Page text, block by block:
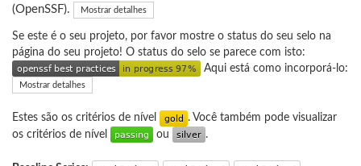
(OpenSSF).
Mostrar detalhes
Se este é o seu projeto, por favor mostre o status do seu selo na
página do seu projeto! O status do selo se parece com isto:
Aqui está como incorporá-lo:
Mostrar detalhes
Estes são os critérios de nível
. Você também pode visualizar
os critérios de nível
ou .